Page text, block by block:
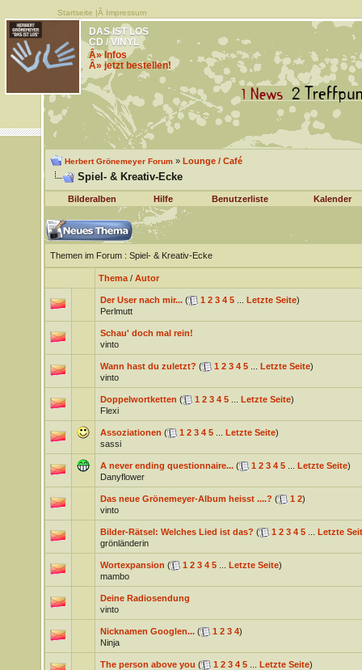
Startseite |Â Impressum
DAS IST LOS
CD / VINYL
Â» Infos
Â» jetzt bestellen!
Herbert Grönemeyer Forum» Lounge / Café
Spiel- & Kreativ-Ecke
Bilderalben Hilfe Benutzerliste Kalender
Themen im Forum: Spiel- & Kreativ-Ecke
Thema/ Autor
Der User nach mir... ( 1 2 3 4 5... Letzte Seite)
Perlmutt
Schau' doch mal rein!
vinto
Wann hast du zuletzt? ( 1 2 3 4 5... Letzte Seite)
vinto
Doppelwortketten ( 1 2 3 4 5... Letzte Seite)
Flexi
Assoziationen ( 1 2 3 4 5... Letzte Seite)
sassi
A never ending questionnaire... ( 1 2 3 4 5... Letzte Seite)
Danyflower
Das neue Grönemeyer-Album heisst ....? ( 1 2)
vinto
Bilder-Rätsel: Welches Lied ist das? ( 1 2 3 4 5... Letzte
grönländerin
Wortexpansion ( 1 2 3 4 5... Letzte Seite)
mambo
Deine Radiosendung
vinto
Nicknamen Googlen... ( 1 2 3 4)
Ninja
The person above you ( 1 2 3 4 5... Letzte Seite)